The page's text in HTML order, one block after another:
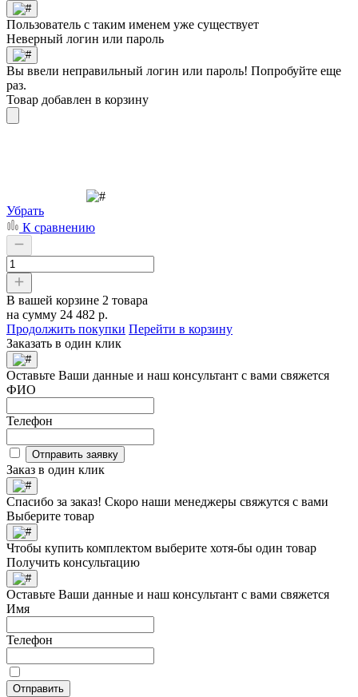
Пользователь с таким именем уже существует
Неверный логин или пароль
Вы ввели неправильный логин или пароль! Попробуйте еще
раз.
Товар добавлен в корзину
Убрать
К сравнению
В вашей корзине 2 товара
на сумму 24 482 р.
Продолжить покупки Перейти в корзину
Заказать в один клик
Оставьте Ваши данные и наш консультант с вами свяжется
ФИО
Телефон
Отправить заявку
Заказ в один клик
Спасибо за заказ! Скоро наши менеджеры свяжутся с вами
Выберите товар
Чтобы купить комплектом выберите хотя-бы один товар
Получить консультацию
Оставьте Ваши данные и наш консультант с вами свяжется
Имя
Телефон
Отправить